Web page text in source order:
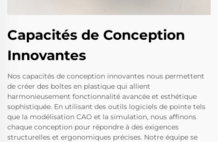
Capacités de Conception
Innovantes
Nos capacités de conception innovantes nous permettent
de créer des boîtes en plastique qui allient
harmonieusement fonctionnalité avancée et esthétique
sophistiquée. En utilisant des outils logiciels de pointe tels
que la modélisation CAO et la simulation, nous affinons
chaque conception pour répondre à des exigences
structurelles et ergonomiques précises. Notre équipe se